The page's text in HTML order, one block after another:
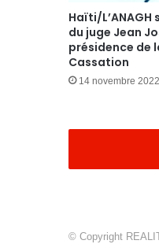
Haïti/L’ANAGH
du juge Jean
présidence de
Cassation
14 novembre 2022
© Copyright